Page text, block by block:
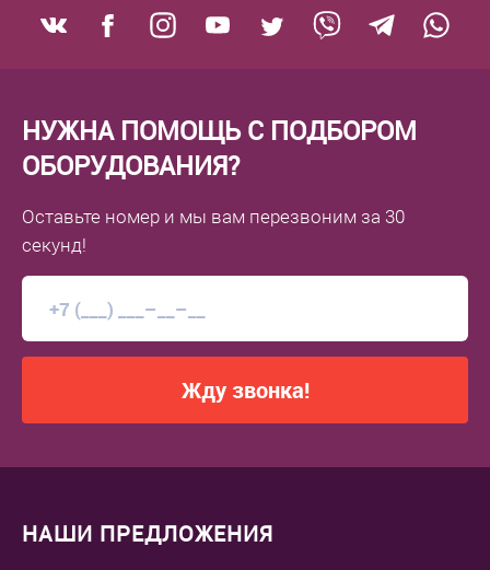
НУЖНА ПОМОЩЬ С ПОДБОРОМ
ОБОРУДОВАНИЯ?
Оставьте номер и мы вам перезвоним за 30
секунд!
Жду звонка!
НАШИ ПРЕДЛОЖЕНИЯ